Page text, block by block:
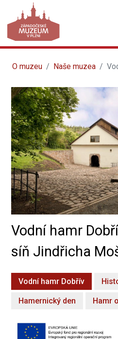
O muzeu Naše muzea
Vodní hamr
síň Jindřicha
Vodní hamr Dobřív
Hamernický den Hamr